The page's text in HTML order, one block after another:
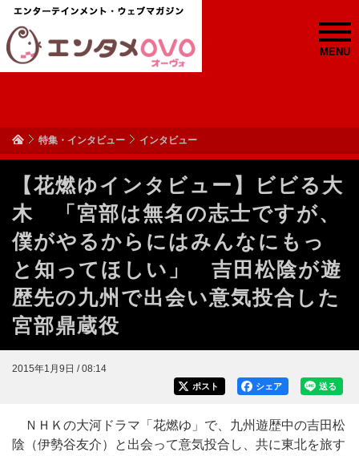
MENU
特集・インタビュー インタビュー
【花燃ゆインタビュー】ビビる大
木 「宮部は無名の志士ですが、
僕がやるからにはみんなにもっ
と知ってほしい」 吉田松陰が遊
歴先の九州で出会い意気投合した
宮部鼎蔵役
2015年1月9日 / 08:14
送る
シェア
ポスト
ＮＨＫの大河ドラマ「花燃ゆ」で、九州遊歴中の吉田松
陰（伊勢谷友介）と出会って意気投合し、共に東北を旅す